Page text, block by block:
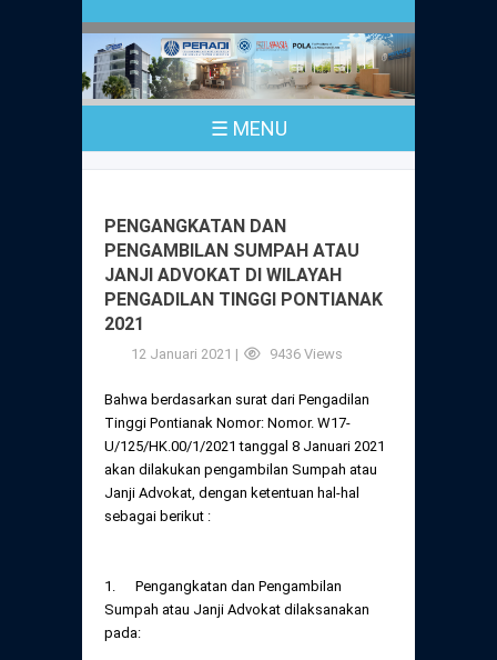
☰ MENU
Sejarah
Pusat Bantuan Hukum
Peraturan
Anggaran Dasar
Peraturan Perpindahan Domisili Anggota
Perubahan Peraturan Perpindahan Domisili
PKPA
UPA
Magang
Pengangkatan & Pengambilan Sumpah
Pengumuman
Dewan Kehormatan
Dewan Kehormatan Pusat
Daftar Perkara Dewan Kehormatan Pusat
Komisi Pengawas
Komisi Pengawas Pusat
Komisi Pengawas Daerah
Peraturan Pelaksanaan
Certificate of Good Standing (COGS)
PENGANGKATAN DAN
PENGAMBILAN SUMPAH ATAU
JANJI ADVOKAT DI WILAYAH
PENGADILAN TINGGI PONTIANAK
2021
12 Januari 2021 | 9436 Views
Bahwa berdasarkan surat dari Pengadilan
Tinggi Pontianak Nomor: Nomor. W17-
U/125/HK.00/1/2021 tanggal 8 Januari 2021
akan dilakukan pengambilan Sumpah atau
Janji Advokat, dengan ketentuan hal-hal
sebagai berikut :
1. Pengangkatan dan Pengambilan
Sumpah atau Janji Advokat dilaksanakan
pada: